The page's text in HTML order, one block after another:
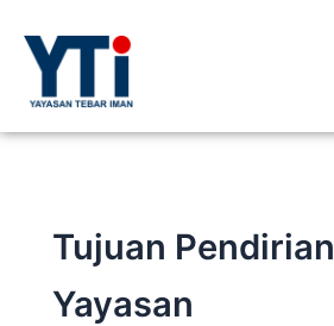
konten
Tujuan Pendirian
Yayasan